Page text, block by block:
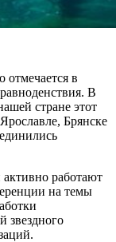
в
В
стране этот
Брянске
работают
на темы
звездного